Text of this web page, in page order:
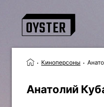
Киноперсоны
Анатолий